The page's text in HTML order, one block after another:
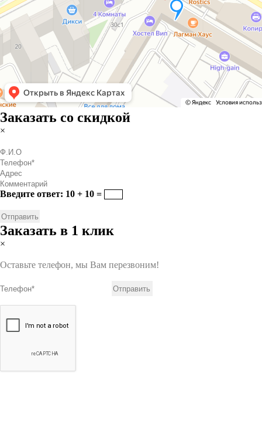
Заказать со скидкой
×
Введите ответ: 10 + 10 =
Заказать в 1 клик
×
Оставьте телефон, мы Вам перезвоним!